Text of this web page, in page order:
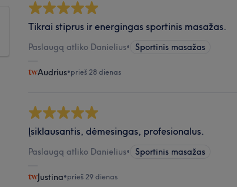
Tikrai stiprus ir energingas sportinis masažas.
Paslaugą atliko Danielius• Sportinis masažas
Audrius•prieš 28 dienas
Įsiklausantis, dėmesingas, profesionalus.
Paslaugą atliko Danielius• Sportinis masažas
Justina•prieš 29 dienas